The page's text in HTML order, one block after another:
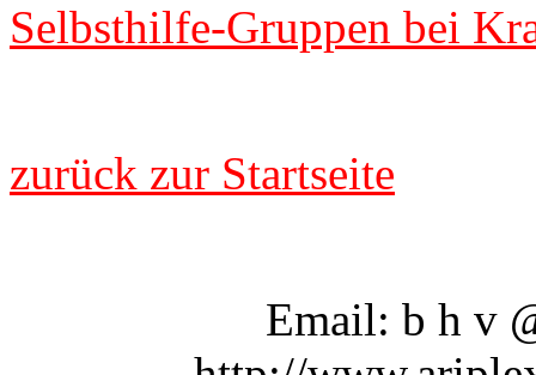
Selbsthilfe-Gruppen bei
zurück zur Startseite
Email: b h v